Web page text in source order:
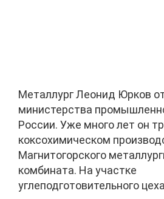
Металлург Леонид Юрков
министерства
России. Уже много лет он
коксохимическом
Магнитогорского
комбината. На участке
углеподготовительного